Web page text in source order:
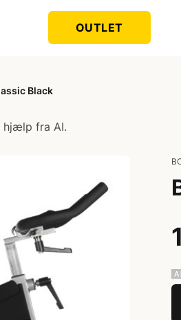
OUTLET
Black
hjælp fra AI.